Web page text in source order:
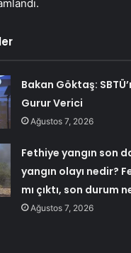
Bakan Göktaş:
Gurur Verici
Ağustos 7, 2026
Fethiye yangın son
yangın olayı nedir?
mı çıktı, son durum
Ağustos 7, 2026